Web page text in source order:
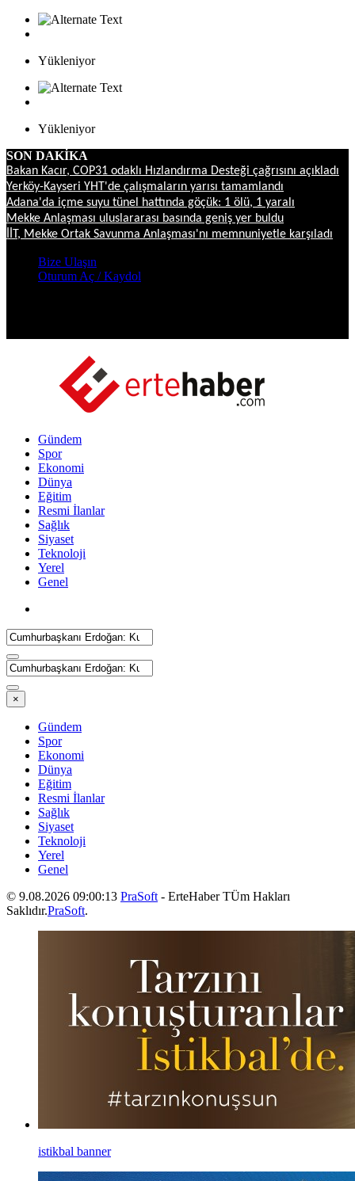
Yükleniyor
Yükleniyor
SON DAKİKA
Bakan Kacır, COP31 odaklı Hızlandırma Desteği çağrısını açıkladı
Yerköy-Kayseri YHT'de çalışmaların yarısı tamamlandı
Adana'da içme suyu tünel hattında göçük: 1 ölü, 1 yaralı
Mekke Anlaşması uluslararası basında geniş yer buldu
İİT, Mekke Ortak Savunma Anlaşması'nı memnuniyetle karşıladı
Bize Ulaşın
Oturum Aç / Kaydol
Gündem
Spor
Ekonomi
Dünya
Eğitim
Resmi İlanlar
Sağlık
Siyaset
Teknoloji
Yerel
Genel
×
Gündem
Spor
Ekonomi
Dünya
Eğitim
Resmi İlanlar
Sağlık
Siyaset
Teknoloji
Yerel
Genel
© 9.08.2026 09:00:13 PraSoft - ErteHaber TÜm Hakları
Saklıdır.PraSoft.
istikbal banner